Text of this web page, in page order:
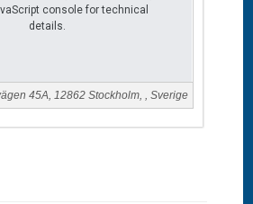
console for technical
details.
45A 12862 Stockholm, , Sverige